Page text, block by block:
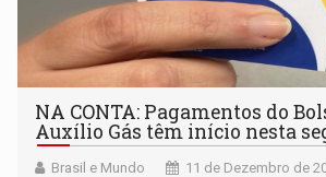
NA CONTA: Pagamentos do
Auxílio Gás têm início nesta
Brasil e Mundo 11 de Dezembro de